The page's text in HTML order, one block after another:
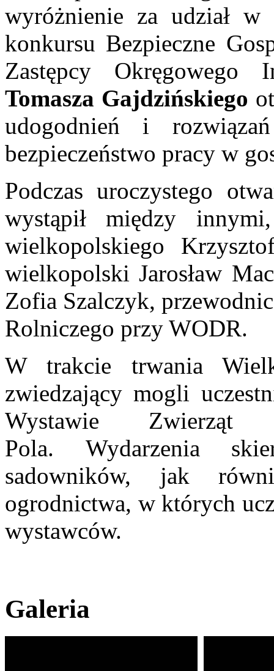
wyróżnienie za udział
konkursu Bezpieczne
Zastępcy Okręgowego
Tomasza Gajdzińskiego
udogodnień i
bezpieczeństwo pracy w
Podczas uroczystego
wystąpił między innymi,
wielkopolskiego
wielkopolski Jarosław
Zofia Szalczyk,
Rolniczego przy WODR.
W trakcie trwania
zwiedzający mogli
Wystawie
Pola. Wydarzenia
sadowników, jak
ogrodnictwa, w których
wystawców.
Galeria